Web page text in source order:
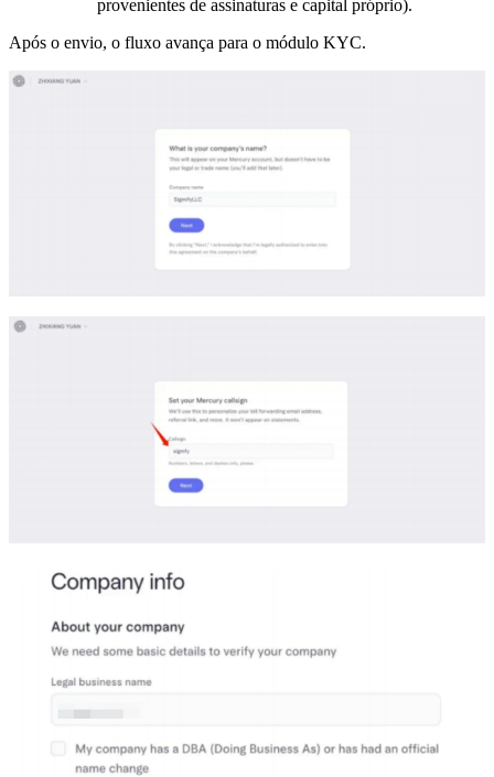
provenientes de assinaturas e capital próprio).
Após o envio, o fluxo avança para o módulo KYC.